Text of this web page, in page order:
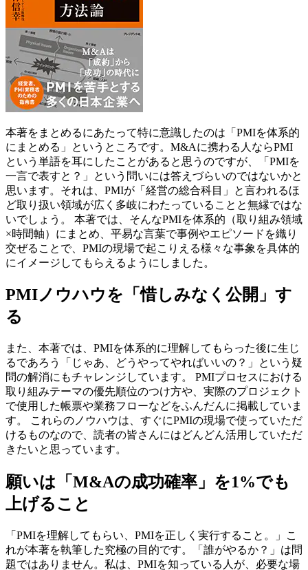
本著をまとめるにあたって特に意識したのは「PMIを体系的
にまとめる」というところです。M&Aに携わる人ならPMI
という単語を耳にしたことがあると思うのですが、「PMIを
一言で表すと？」という問いには答えづらいのではないかと
思います。それは、PMIが「経営の総合科目」と言われるほ
ど取り扱い領域が広く多岐にわたっていることと無縁ではな
いでしょう。 本著では、そんなPMIを体系的（取り組み領域
×時間軸）にまとめ、平易な言葉で事例やエピソードを織り
交ぜることで、PMIの現場で起こりえる様々な事象を具体的
にイメージしてもらえるようにしました。
PMIノウハウを「惜しみなく公開」す
る
また、本著では、PMIを体系的に理解してもらった後に生じ
るであろう「じゃあ、どうやってやればいいの？」という疑
問の解消にもチャレンジしています。 PMIプロセスにおける
取り組みテーマの優先順位のつけ方や、実際のプロジェクト
で使用した帳票や業務フローなどをふんだんに掲載していま
す。 これらのノウハウは、すぐにPMIの現場で使っていただ
けるものなので、読者の皆さんにはどんどん活用していただ
きたいと思っています。
願いは「M&Aの成功確率」を1%でも
上げること
「PMIを理解してもらい、PMIを正しく実行すること。」こ
れが本著を執筆した究極の目的です。「誰がやるか？」は問
題ではありません。私は、PMIを知っている人が、必要な場